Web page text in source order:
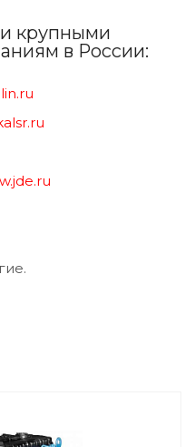
крупными
в России: